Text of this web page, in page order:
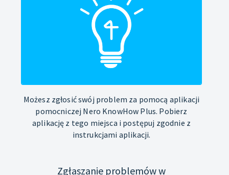
Możesz zgłosić swój problem za pomocą aplikacji
pomocniczej Nero KnowHow Plus. Pobierz
aplikację z tego miejsca i postępuj zgodnie z
instrukcjami aplikacji.
Zgłaszanie problemów w